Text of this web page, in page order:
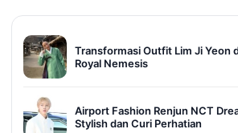
Transformasi Outfit Lim Ji Yeon
Royal Nemesis
Airport Fashion Renjun NCT
Stylish dan Curi Perhatian